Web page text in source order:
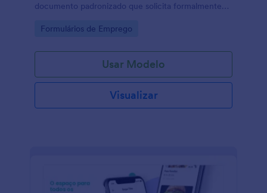
documento padronizado que solicita formalmente
Go to Category:
Formulários de Emprego
Usar Modelo
Visualizar